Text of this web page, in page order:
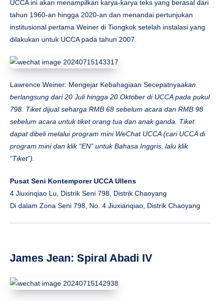
UCCA ini akan menampilkan karya-karya teks yang berasal dari
tahun 1960-an hingga 2020-an dan menandai pertunjukan
institusional pertama Weiner di Tiongkok setelah instalasi yang
dilakukan untuk UCCA pada tahun 2007.
Lawrence Weiner: Mengejar Kebahagiaan Secepatnyaakan
berlangsung dari 20 Juli hingga 20 Oktober di UCCA pada pukul
798. Tiket dijual seharga RMB 68 sebelum acara dan RMB 98
sebelum acara untuk tiket orang tua dan anak ganda. Tiket
dapat dibeli melalui program mini WeChat UCCA (cari UCCA di
program mini dan klik “EN” untuk Bahasa Inggris, lalu klik
“Tiket”).
Pusat Seni Kontemporer UCCA Ullens
4 Jiuxinqiao Lu, Distrik Seni 798, Distrik Chaoyang
Di dalam Zona Seni 798, No. 4 Jiuxianqiao, Distrik Chaoyang
James Jean: Spiral Abadi IV